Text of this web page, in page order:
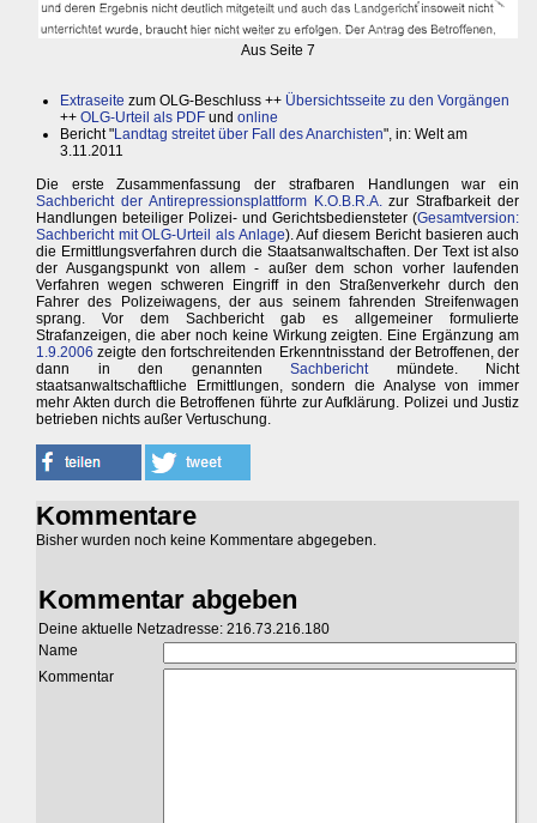
Aus Seite 7
Extraseite zum OLG-Beschluss ++ Übersichtsseite zu den Vorgängen
++ OLG-Urteil als PDF und online
Bericht "Landtag streitet über Fall des Anarchisten", in: Welt am
3.11.2011
Die erste Zusammenfassung der strafbaren Handlungen war ein
Sachbericht der Antirepressionsplattform K.O.B.R.A.zur Strafbarkeit der
Handlungen beteiliger Polizei- und Gerichtsbediensteter (Gesamtversion:
Sachbericht mit OLG-Urteil als Anlage). Auf diesem Bericht basieren auch
die Ermittlungsverfahren durch die Staatsanwaltschaften. Der Text ist also
der Ausgangspunkt von allem - außer dem schon vorher laufenden
Verfahren wegen schweren Eingriff in den Straßenverkehr durch den
Fahrer des Polizeiwagens, der aus seinem fahrenden Streifenwagen
sprang. Vor dem Sachbericht gab es allgemeiner formulierte
Strafanzeigen, die aber noch keine Wirkung zeigten. Eine Ergänzung am
1.9.2006 zeigte den fortschreitenden Erkenntnisstand der Betroffenen, der
dann in den genanntenSachberichtmündete. Nicht
staatsanwaltschaftliche Ermittlungen, sondern die Analyse von immer
mehr Akten durch die Betroffenen führte zur Aufklärung. Polizei und Justiz
betrieben nichts außer Vertuschung.
Kommentare
Bisher wurden noch keine Kommentare abgegeben.
Kommentar abgeben
Deine aktuelle Netzadresse: 216.73.216.180
Name
Kommentar